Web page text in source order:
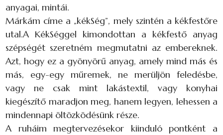
anyagai, mintái.
Márkám címe a „kékSég”, mely szintén a kékfestőre
utal.A KékSéggel kimondottan a kékfestő anyag
szépségét szeretném megmutatni az embereknek.
Azt, hogy ez a gyönyörű anyag, amely mind más és
más, egy-egy műremek, ne merüljön feledésbe,
vagy ne csak mint lakástextil, vagy konyhai
kiegészítő maradjon meg, hanem legyen, lehessen a
mindennapi öltözködésünk része.
A ruháim megtervezésekor kiinduló pontként a